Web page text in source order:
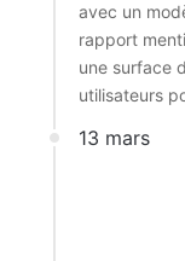
avec un
rapport
une surface
utilisateurs
13 mars